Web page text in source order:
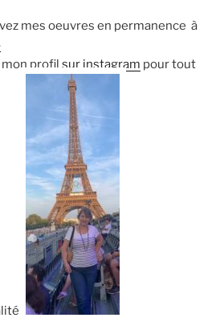
mes oeuvres en permanence à
profil sur instagram pour tout